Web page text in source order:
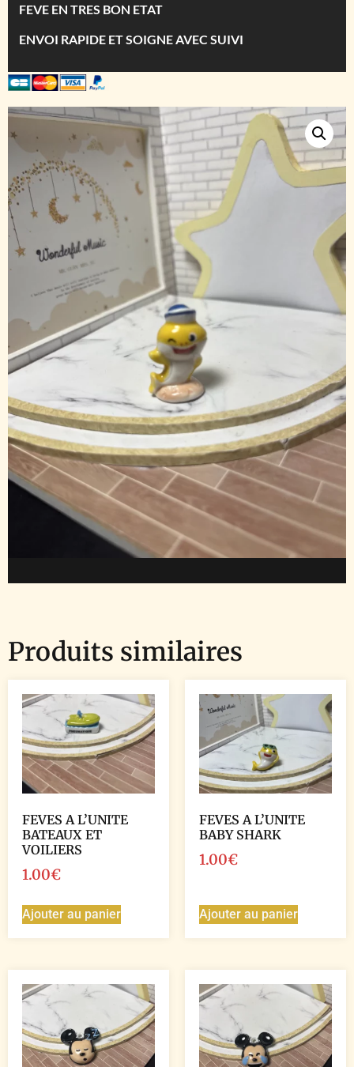
FEVE EN TRES BON ETAT
ENVOI RAPIDE ET SOIGNE AVEC SUIVI
Produits similaires
FEVES A L’UNITE
BATEAUX ET
VOILIERS
1.00€
Ajouter au panier
FEVES A L’UNITE
BABY SHARK
1.00€
Ajouter au panier